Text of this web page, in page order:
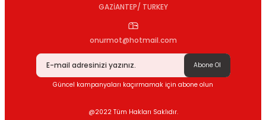
GAZİANTEP/ TURKEY
onurmot@hotmail.com
Abone Ol
Güncel kampanyaları kaçırmamak için abone olun
@2022 Tüm Hakları Saklıdır.